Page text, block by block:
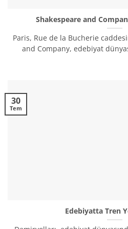
Shakespeare and
Paris, Rue de la Bucherie
and Company, edebiyat
Edebiyatta Tren
30
Tem